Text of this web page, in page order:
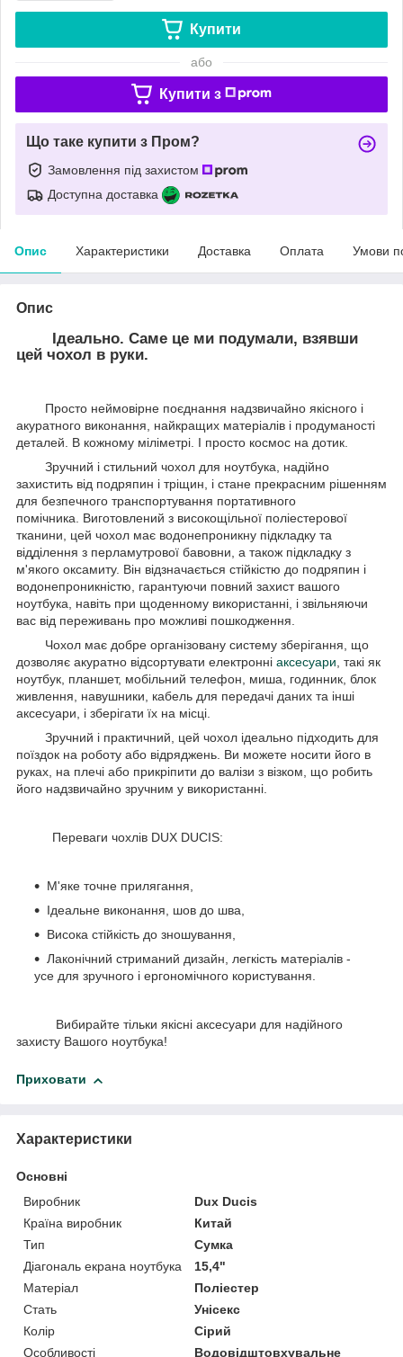
Купити
або
Купити з
Що таке купити з Пром?
Замовлення під захистом
Доступна доставка
Опис Характеристики Доставка Оплата Умови
Опис
Ідеально. Саме це ми подумали, взявши
цей чохол в руки.
Просто неймовірне поєднання надзвичайно якісного і
акуратного виконання, найкращих матеріалів і продуманості
деталей. В кожному міліметрі. І просто космос на дотик.
Зручний і стильний чохол для ноутбука, надійно
захистить від подряпин і тріщин, і стане прекрасним рішенням
для безпечного транспортування портативного
помічника. Виготовлений з високощільної поліестерової
тканини, цей чохол має водонепроникну підкладку та
відділення з перламутрової бавовни, а також підкладку з
м'якого оксамиту. Він відзначається стійкістю до подряпин і
водонепроникністю, гарантуючи повний захист вашого
ноутбука, навіть при щоденному використанні, і звільняючи
вас від переживань про можливі пошкодження.
Чохол має добре організовану систему зберігання, що
дозволяє акуратно відсортувати електронні аксесуари, такі як
ноутбук, планшет, мобільний телефон, миша, годинник, блок
живлення, навушники, кабель для передачі даних та інші
аксесуари, і зберігати їх на місці.
Зручний і практичний, цей чохол ідеально підходить для
поїздок на роботу або відряджень. Ви можете носити його в
руках, на плечі або прикріпити до валізи з візком, що робить
його надзвичайно зручним у використанні.
Переваги чохлів DUX DUCIS:
М'яке точне прилягання,
Ідеальне виконання, шов до шва,
Висока стійкість до зношування,
Лаконічний стриманий дизайн, легкість матеріалів -
усе для зручного і ергономічного користування.
Вибирайте тільки якісні аксесуари для надійного
захисту Вашого ноутбука!
Приховати
Характеристики
Основні
Виробник
Dux Ducis
Країна виробник
Китай
Тип
Сумка
Діагональ екрана ноутбука
15,4"
Матеріал
Поліестер
Стать
Унісекс
Колір
Сірий
Особливості
Водовідштовхувальне